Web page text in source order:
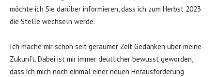
möchte ich Sie darüber informieren, dass ich zum Herbst 2023
die Stelle wechseln werde.
Ich mache mir schon seit geraumer Zeit Gedanken über meine
Zukunft. Dabei ist mir immer deutlicher bewusst geworden,
dass ich mich noch einmal einer neuen Herausforderung